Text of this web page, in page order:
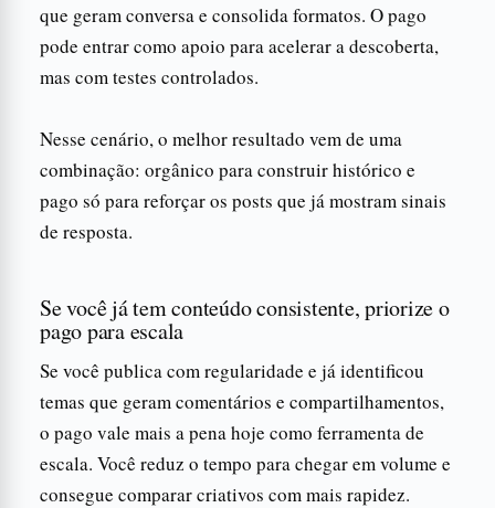
que geram conversa e consolida formatos. O pago
pode entrar como apoio para acelerar a descoberta,
mas com testes controlados.
Nesse cenário, o melhor resultado vem de uma
combinação: orgânico para construir histórico e
pago só para reforçar os posts que já mostram sinais
de resposta.
Se você já tem conteúdo consistente, priorize o
pago para escala
Se você publica com regularidade e já identificou
temas que geram comentários e compartilhamentos,
o pago vale mais a pena hoje como ferramenta de
escala. Você reduz o tempo para chegar em volume e
consegue comparar criativos com mais rapidez.